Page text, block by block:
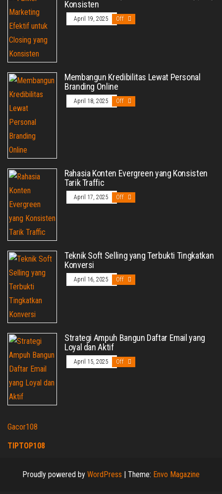
Konsisten
April 19, 2025 Off
Membangun Kredibilitas Lewat Personal
Branding Online
April 18, 2025 Off
Rahasia Konten Evergreen yang Konsisten
Tarik Traffic
April 17, 2025 Off
Teknik Soft Selling yang Terbukti Tingkatkan
Konversi
April 16, 2025 Off
Strategi Ampuh Bangun Daftar Email yang
Loyal dan Aktif
April 15, 2025 Off
Gacor108
TIPTOP108
Proudly powered by WordPress | Theme: Envo Magazine